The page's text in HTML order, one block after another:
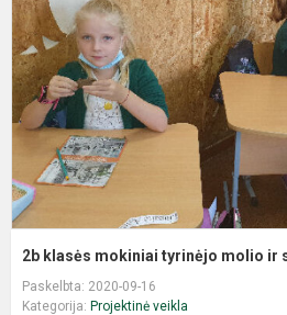
2b klasės mokiniai tyrinėjo molio ir
Paskelbta: 2020-09-16
Kategorija: Projektinė veikla